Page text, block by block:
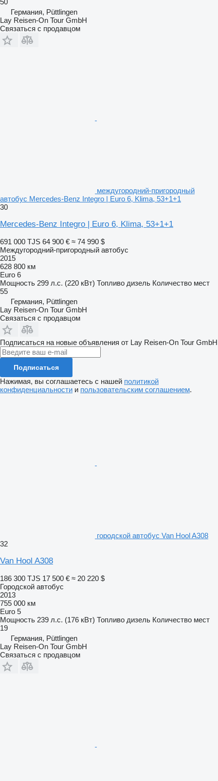
50
Германия, Püttlingen
Lay Reisen-On Tour GmbH
Связаться с продавцом
междугородний-пригородный
автобус Mercedes-Benz Integro | Euro 6, Klima, 53+1+1
30
Mercedes-Benz Integro | Euro 6, Klima, 53+1+1
691 000 TJS 64 900 € ≈ 74 990 $
Междугородний-пригородный автобус
2015
628 800 км
Euro 6
Мощность 299 л.с. (220 кВт) Топливо дизель Количество мест
55
Германия, Püttlingen
Lay Reisen-On Tour GmbH
Связаться с продавцом
Подписаться на новые объявления от Lay Reisen-On Tour GmbH
Подписаться
Нажимая, вы соглашаетесь с нашей политикой
конфиденциальности и пользовательским соглашением.
городской автобус Van Hool A308
32
Van Hool A308
186 300 TJS 17 500 € ≈ 20 220 $
Городской автобус
2013
755 000 км
Euro 5
Мощность 239 л.с. (176 кВт) Топливо дизель Количество мест
19
Германия, Püttlingen
Lay Reisen-On Tour GmbH
Связаться с продавцом